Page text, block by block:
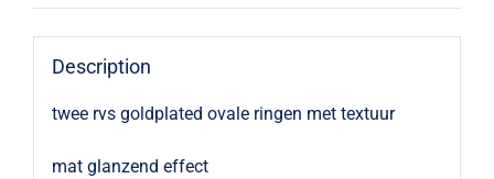
Description
twee rvs goldplated ovale ringen met textuur
mat glanzend effect